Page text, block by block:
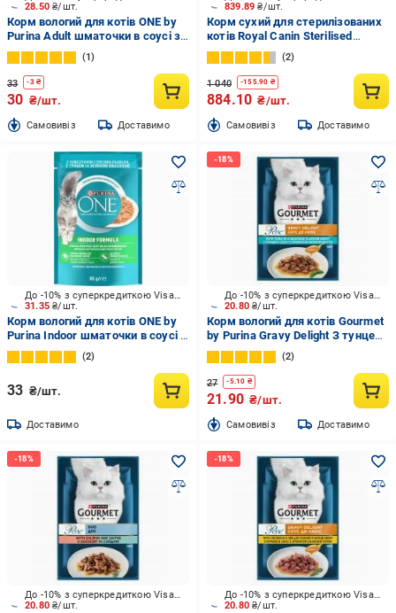
28.50₴/шт.
Корм вологий для котів ONE by
Purina Adult шматочки в соусі з
куркою та зеленою квасолею 85
г
1
33 -3₴
30 ₴/шт.
Cамовивіз Доставимо
839.89₴/шт.
Корм сухий для стерилізованих
котів Royal Canin Sterilised
домашня птиця, кукурудза 2 кг
2
1 040 -155.90 ₴
884.10 ₴/шт.
Cамовивіз Доставимо
31.35₴/шт.
До -10% з суперкредиткою Visa Вигода
Корм вологий для котів ONE by
Purina Indoor шматочки в соусі з
тунцем та зеленою квасолею 85
г
2
33 ₴/шт.
Доставимо
20.80₴/шт.
До -10% з суперкредиткою Visa Вигода
Корм вологий для котів Gourmet
by Purina Gravy Delight З тунцем
у соусі з ароматом
морепродуктів 85 г
2
27 -5.10 ₴
21.90 ₴/шт.
Cамовивіз Доставимо
20.80₴/шт.
До -10% з суперкредиткою Visa Вигода
20.80₴/шт.
До -10% з суперкредиткою Visa Вигода